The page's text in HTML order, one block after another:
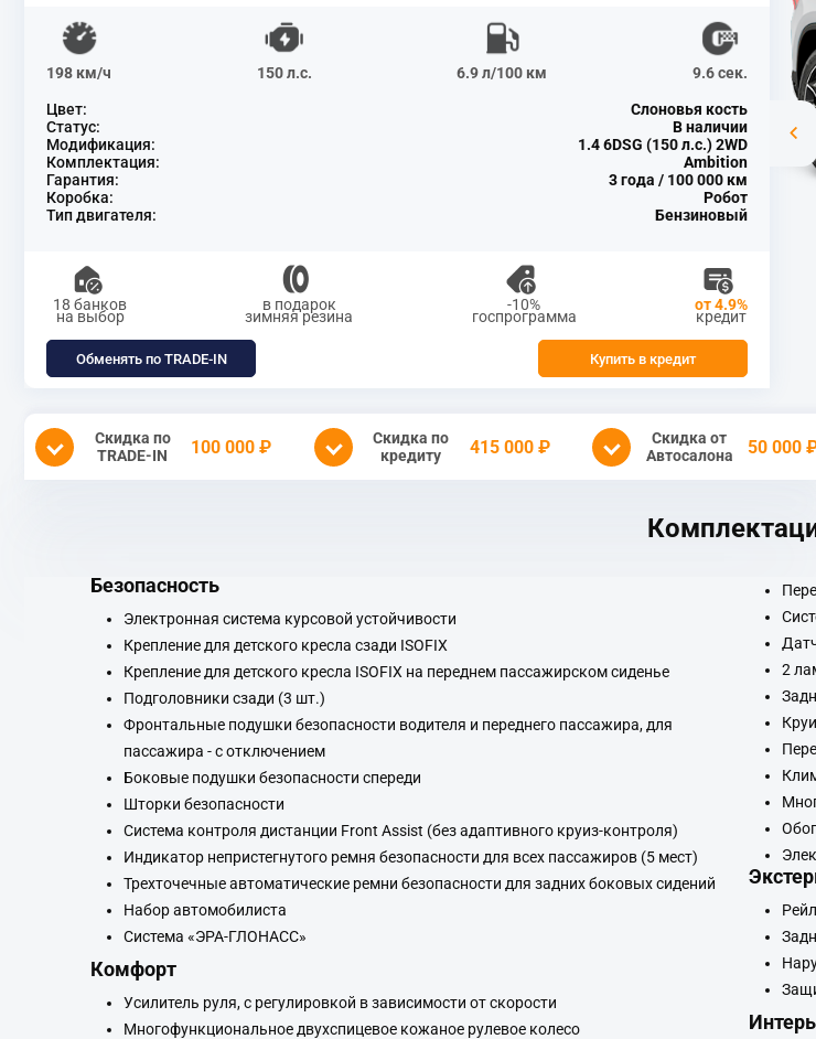
198 км/ч 150 л.с. 6.9 л/100 км 9.6 сек.
Цвет:
Слоновья кость
Статус:
В наличии
Модификация:
1.4 6DSG (150 л.с.) 2WD
Комплектация:
Ambition
Гарантия:
3 года / 100 000 км
Коробка:
Робот
Тип двигателя:
Бензиновый
18 банков
на выбор
в подарок
зимняя резина
-10%
госпрограмма
от 4.9%
кредит
Обменять по TRADE-IN Купить в кредит
Скидка по
TRADE-IN
100 000 ₽
Скидка по
кредиту
415 000 ₽
Скидка от
Автосалона
50 000
Безопасность
Электронная система курсовой устойчивости
Крепление для детского кресла сзади ISOFIX
Крепление для детского кресла ISOFIX на переднем пассажирском сиденье
Подголовники сзади (3 шт.)
Фронтальные подушки безопасности водителя и переднего пассажира, для
пассажира - с отключением
Боковые подушки безопасности спереди
Шторки безопасности
Система контроля дистанции Front Assist (без адаптивного круиз-контроля)
Индикатор непристегнутого ремня безопасности для всех пассажиров (5 мест)
Трехточечные автоматические ремни безопасности для задних боковых сидений
Набор автомобилиста
Система «ЭРА-ГЛОНАСС»
Комфорт
Усилитель руля, с регулировкой в зависимости от скорости
Многофункциональное двухспицевое кожаное рулевое колесо
2